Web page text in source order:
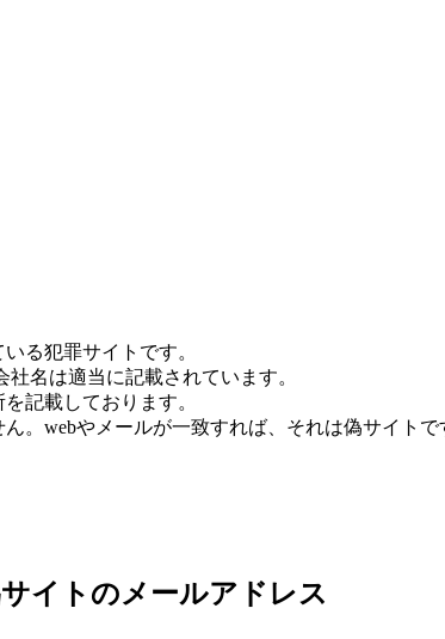
る犯罪サイトです。
名は適当に記載されています。
記載しております。
。webやメールが一致すれば、それは偽サイトで
イトのメールアドレス